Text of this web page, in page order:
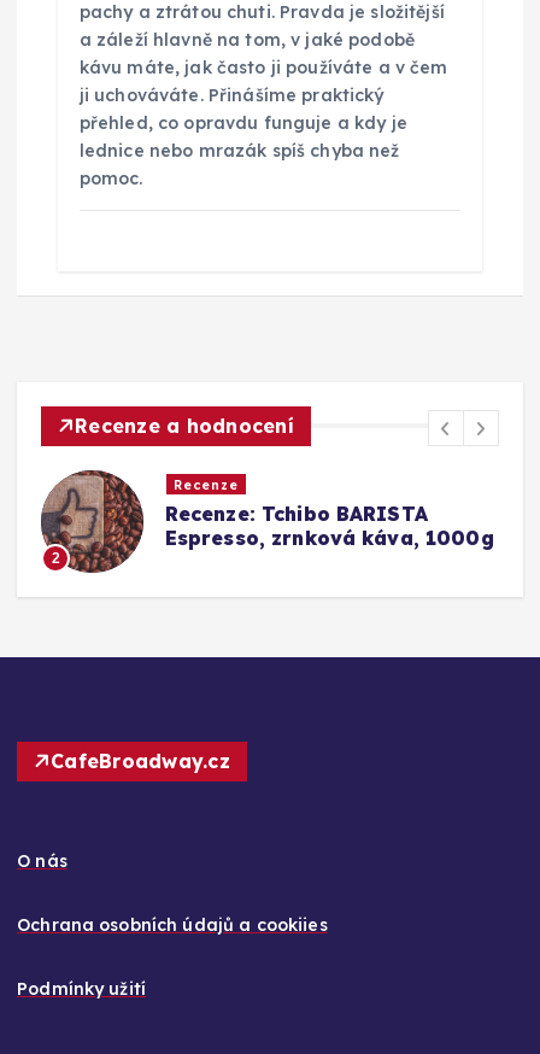
pachy a ztrátou chuti. Pravda je složitější
a záleží hlavně na tom, v jaké podobě
kávu máte, jak často ji používáte a v čem
ji uchováváte. Přinášíme praktický
přehled, co opravdu funguje a kdy je
lednice nebo mrazák spíš chyba než
pomoc.
Recenze a hodnocení
3
Recenze
Srovnání a recenze: Tchibo
Barista Caffè Crema vs.
CafeBroadway.cz
O nás
Ochrana osobních údajů a cookiies
Podmínky užití